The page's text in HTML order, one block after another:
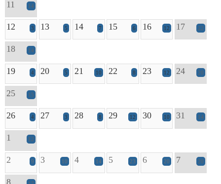
11 14
12 3 13 5 14 7 15 6 16 12 17 22
18 14
19 4 20 5 21 10 22 8 23 12 24 20
25 15
26 4 27 3 28 8 29 12 30 10 31 14
1 12
2 9 3 10 4 14 5 23 6 20 7 20
8